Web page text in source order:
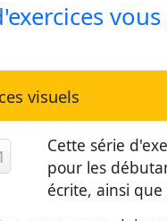
visuels
Cette série
pour les
écrite, ainsi